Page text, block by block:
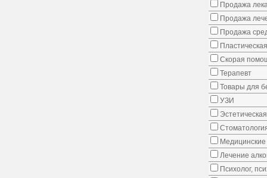
Продажа
Продажа
Продажа
Скорая
Терапевт
Товары для
УЗИ
Медицинские
Лечение
Психолог,